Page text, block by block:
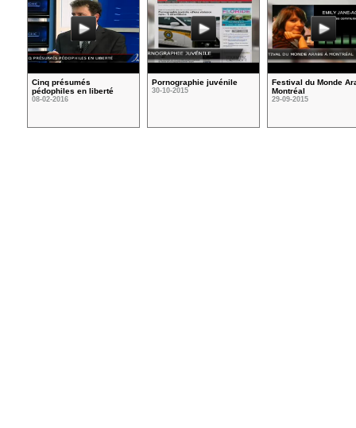
Cinq présumés
pédophiles en liberté
08-02-2016
Pornographie juvénile
30-10-2015
Festival du Monde
Montréal
29-09-2015